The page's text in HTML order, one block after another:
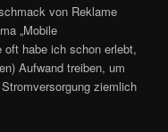
von Reklame
„Mobile
oft habe ich schon erlebt,
Aufwand treiben, um
ziemlich